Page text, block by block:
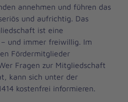
annehmen und führen das
und aufrichtig. Das
ist eine
und immer freiwillig. Im
Fördermitglieder
Fragen zur Mitgliedschaft
kann sich unter der
kostenfrei informieren.